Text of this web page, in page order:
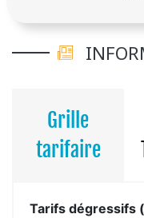
Grille
tarifaire
Tarifs dégressifs